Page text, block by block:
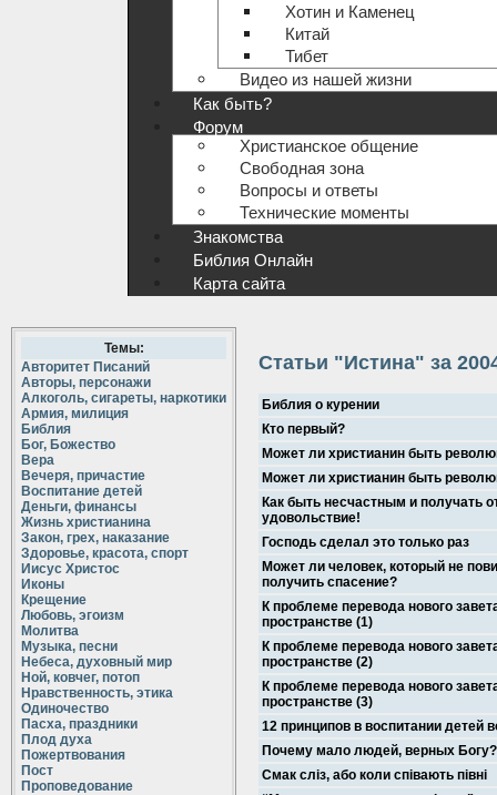
Хотин и Каменец
Китай
Тибет
Видео из нашей жизни
Как быть?
Форум
Христианское общение
Свободная зона
Вопросы и ответы
Технические моменты
Знакомства
Библия Онлайн
Карта сайта
Темы:
Авторитет Писаний
Авторы, персонажи
Алкоголь, сигареты, наркотики
Армия, милиция
Библия
Бог, Божество
Вера
Вечеря, причастие
Воспитание детей
Деньги, финансы
Жизнь христианина
Закон, грех, наказание
Здоровье, красота, спорт
Иисус Христос
Иконы
Крещение
Любовь, эгоизм
Молитва
Музыка, песни
Небеса, духовный мир
Ной, ковчег, потоп
Нравственность, этика
Одиночество
Пасха, праздники
Плод духа
Пожертвования
Пост
Проповедование
Статьи "Истина" за
Библия о курении
Кто первый?
Может ли христианин быть
Может ли христианин быть
Как быть несчастным и получать
удовольствие!
Господь сделал это только раз
Может ли человек, который не
получить спасение?
К проблеме перевода нового
пространстве (1)
К проблеме перевода нового
пространстве (2)
К проблеме перевода нового
пространстве (3)
12 принципов в воспитании детей
Почему мало людей, верных Богу?
Смак сліз, або коли співають півні